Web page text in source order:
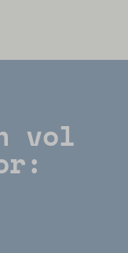
vol